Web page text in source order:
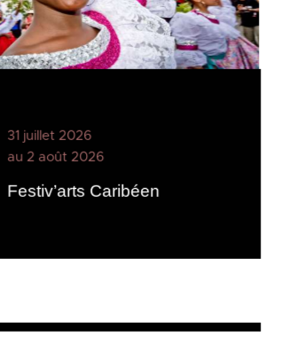
31 juillet 2026
au 2 août 2026
Festiv’arts Caribéen